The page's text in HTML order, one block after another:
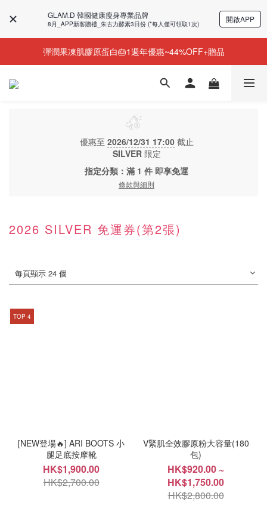
GLAM.D 韓國健康瘦身專業品牌
8月_APP新客贈禮_朱古力酵素3日份 (*每人僅可領取1次) 開啟APP
NEW💫ARI BOOTS 小腿足底按摩靴登場
今個夏天零糖輕鬆瘦⭐限時58%OFF＋贈品
彈潤果凍肌膠原蛋白🎂1週年優惠~44%OFF+贈品
NEW💫ARI BOOTS 小腿足底按摩靴登場
優惠至 2026/12/31 17:00截止
SILVER限定
指定分類：滿 1 件 即享免運
條款與細則
2026 SILVER 免運券(第2張)
每頁顯示 24 個
TOP 4
[NEW登場🔥] ARI BOOTS 小
腿足底按摩靴
HK$1,900.00
HK$2,700.00
V緊肌全效膠原粉大容量(180
包)
HK$920.00 ~
HK$1,750.00
HK$2,800.00